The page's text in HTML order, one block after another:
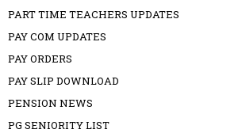
PART TIME TEACHERS UPDATES
PAY COM UPDATES
PAY ORDERS
PAY SLIP DOWNLOAD
PENSION NEWS
PG SENIORITY LIST